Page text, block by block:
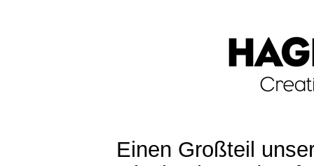
Einen Großteil